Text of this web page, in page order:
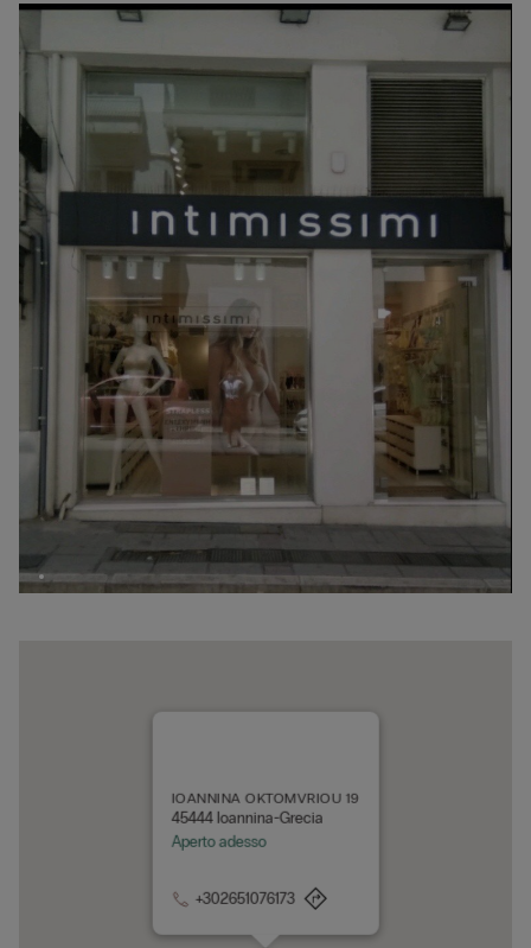
IOANNINA OKTOMVRIOU 19
45444 Ioannina-Grecia
Aperto adesso
+302651076173